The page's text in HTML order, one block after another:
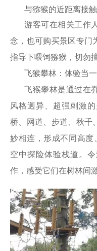
与猕猴的近距离接触
游客可在相关工作
念，也可购买景区专门
指导下喂饲猕猴，切勿
飞猴攀林：体验当
飞猴攀林是通过在
风格迥异、超强刺激
桥、网道、步道、秋千
妙相连，形成不同高
空中探险体验栈道。
作，感受它们在树林间